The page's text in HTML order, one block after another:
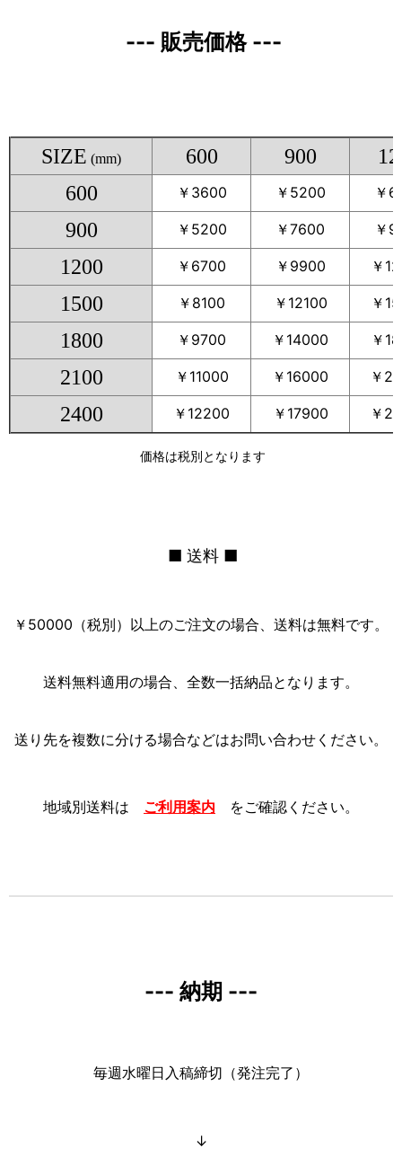
--- 販売価格 ---
SIZE (mm) 600 900
600
￥3600 ￥5200 ￥
900 ￥5200 ￥7600 ￥
1200 ￥6700 ￥9900 ￥
1500 ￥8100 ￥12100 ￥
1800 ￥9700 ￥14000 ￥
2100 ￥11000 ￥16000 ￥
2400 ￥12200 ￥17900 ￥
価格は税別となります
■ 送料 ■
￥50000（税別）以上のご注文の場合、送料は無料です。
送料無料適用の場合、全数一括納品となります。
送り先を複数に分ける場合などはお問い合わせください。
地域別送料は ご利用案内 をご確認ください。
--- 納期 ---
毎週水曜日入稿締切（発注完了）
↓